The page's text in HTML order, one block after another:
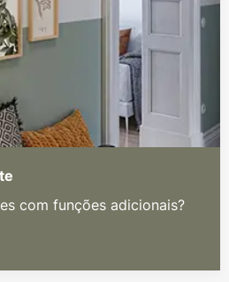
com funções adicionais?